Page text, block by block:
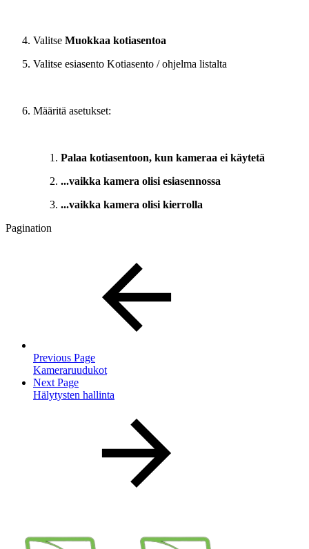
Valitse Muokkaa kotiasentoa
Valitse esiasento Kotiasento / ohjelma listalta
Määritä asetukset:
Palaa kotiasentoon, kun kameraa ei käytetä
...vaikka kamera olisi esiasennossa
...vaikka kamera olisi kierrolla
Pagination
Previous Page
Kameraruudukot
Next Page
Hälytysten hallinta